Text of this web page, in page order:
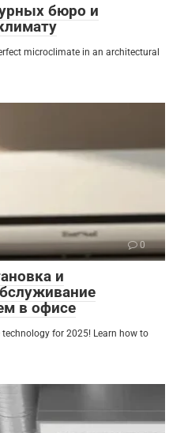
бюро и
microclimate in an architectural
0
и
в офисе
for 2025! Learn how to